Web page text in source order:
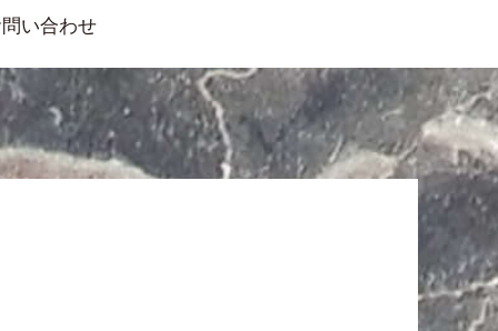
い合わせ